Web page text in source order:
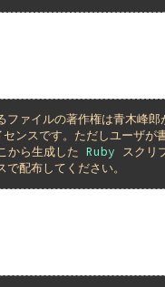
ファイルの著作権は青木峰
センスです。ただしユーザが
から生成した Ruby
スクリ
配布してください。